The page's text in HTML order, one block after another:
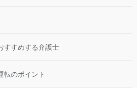
すすめする弁護士
転のポイント